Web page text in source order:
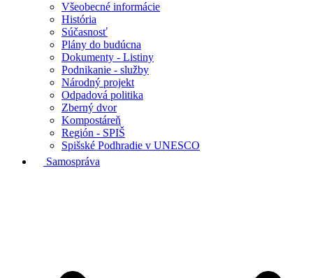
Všeobecné informácie
História
Súčasnosť
Plány do budúcna
Dokumenty - Listiny
Podnikanie - služby
Národný projekt
Odpadová politika
Zberný dvor
Kompostáreň
Región - SPIŠ
Spišské Podhradie v UNESCO
Samospráva